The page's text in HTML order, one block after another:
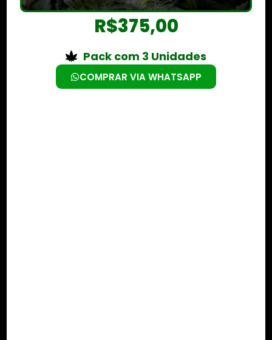
R$375,00
Pack com 3 Unidades
COMPRAR VIA WHATSAPP